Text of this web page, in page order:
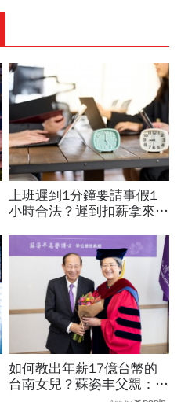
上班遲到1分鐘要請事假1
小時合法？遲到扣薪拿來聚
到不支薪這樣算
如何教出年薪17億台幣的
台南女兒？蘇姿丰父親：她